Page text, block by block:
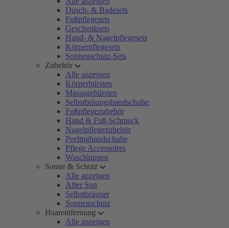
Dusch- & Badesets
Fußpflegesets
Geschenksets
Hand- & Nagelpflegesets
Körperpflegesets
Sonnenschutz-Sets
Zubehör
Alle anzeigen
Körperbürsten
Massagebürsten
Selbstbräungshandschuhe
Fußpflegezubehör
Hand & Fuß-Schmuck
Nagelpflegezubehör
Peelinghandschuhe
Pflege Accessoires
Waschlappen
Sonne & Schutz
Alle anzeigen
After Sun
Selbstbräuner
Sonnenschutz
Haarentfernung
Alle anzeigen